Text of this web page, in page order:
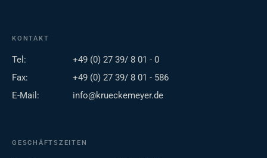
KONTAKT
Tel:
+49 (0) 27 39/ 8 01 - 0
Fax:
+49 (0) 27 39/ 8 01 - 586
E-Mail:
info@krueckemeyer.de
GESCHÄFTSZEITEN